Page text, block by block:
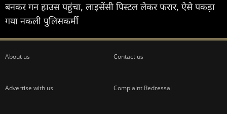
बनकर गन हाउस पहुंचा, लाइसेंसी पिस्टल लेकर फरार, ऐसे पकड़ा
गया नकली पुलिसकर्मी
About us Contact us
Advertise with us Complaint Redressal